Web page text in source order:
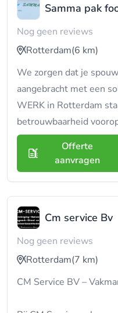
Samma pak
Nog geen reviews
Rotterdam(6 km)
We zorgen dat je
aangebracht met een
WERK in Rotterdam
betrouwbaarheid
Offerte
aanvragen
Cm service Bv
Nog geen reviews
Rotterdam(7 km)
CM Service BV –